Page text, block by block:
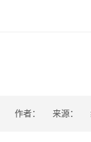
作者： 来源：